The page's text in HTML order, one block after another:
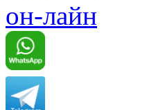
он-лайн